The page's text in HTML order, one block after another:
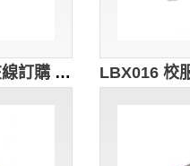
LBX017 羊毛冷背心 在線訂購 麻花撞色冷背心 校服冷背心 冷背心製造廠